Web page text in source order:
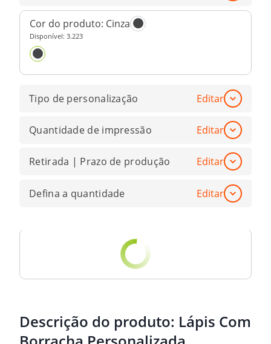
Cor do produto: Cinza
Disponível: 3.223
Tipo de personalização Editar
Quantidade de impressão Editar
Retirada | Prazo de produção Editar
Defina a quantidade Editar
Descrição do produto: Lápis Com